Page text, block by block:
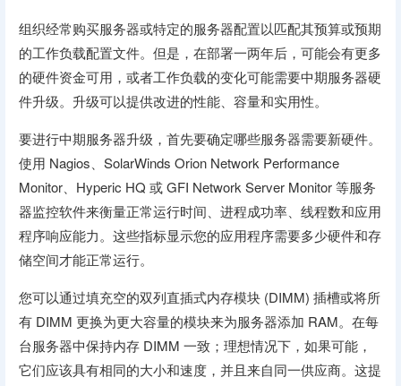
组织经常购买服务器或特定的服务器配置以匹配其预算或预期
的工作负载配置文件。但是，在部署一两年后，可能会有更多
的硬件资金可用，或者工作负载的变化可能需要中期服务器硬
件升级。升级可以提供改进的性能、容量和实用性。
要进行中期服务器升级，首先要确定哪些服务器需要新硬件。
使用 Nagios、SolarWinds Orion Network Performance
Monitor、Hyperic HQ 或 GFI Network Server Monitor 等服务
器监控软件来衡量正常运行时间、进程成功率、线程数和应用
程序响应能力。这些指标显示您的应用程序需要多少硬件和存
储空间才能正常运行。
您可以通过填充空的双列直插式内存模块 (DIMM) 插槽或将所
有 DIMM 更换为更大容量的模块来为服务器添加 RAM。在每
台服务器中保持内存 DIMM 一致；理想情况下，如果可能，
它们应该具有相同的大小和速度，并且来自同一供应商。这提